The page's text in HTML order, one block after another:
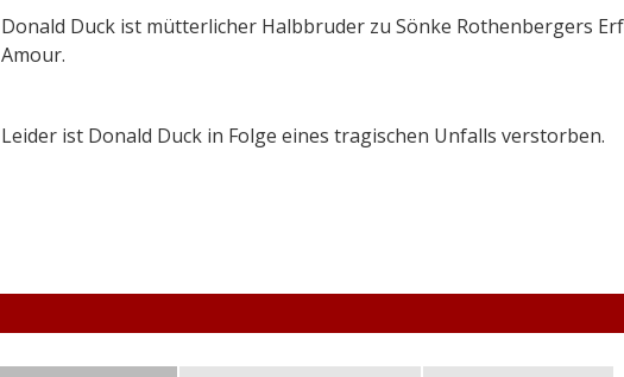
Donald Duck ist mütterlicher Halbbruder zu Sönke Rothenbergers
Amour.
Leider ist Donald Duck in Folge eines tragischen Unfalls verstorben.